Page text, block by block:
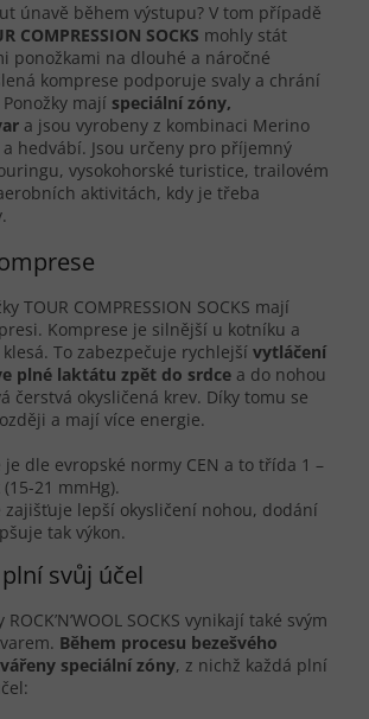
únavě během výstupu? V tom případě
COMPRESSION SOCKS mohly stát
ponožkami na dlouhé a náročné
komprese podporuje svaly a chrání
mají speciální zóny,
a jsou vyrobeny z kombinaci Merino
hedvábí. Jsou určeny pro příjemný
vysokohorské turistice, trailovém
aktivitách, kdy je třeba
TOUR COMPRESSION SOCKS mají
Komprese je silnější u kotníku a
To zabezpečuje rychlejší vytláčení
plné laktátu zpět do srdce a do nohou
čerstvá okysličená krev. Díky tomu se
a mají více energie.
je dle evropské normy CEN a to třída 1 –
21 mmHg).
zajišťuje lepší okysličení nohou, dodání
tak výkon.
svůj účel
SOCKS vynikají také svým
Během procesu bezešvého
speciální zóny, z nichž každá plní